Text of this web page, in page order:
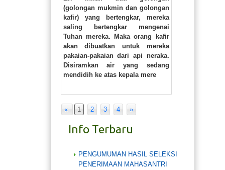
(golongan mukmin dan golongan
kafir) yang bertengkar, mereka
saling bertengkar mengenai
Tuhan mereka. Maka orang kafir
akan dibuatkan untuk mereka
pakaian-pakaian dari api neraka.
Disiramkan air yang sedang
mendidih ke atas kepala mere
« 1 2 3 4 »
Info Terbaru
PENGUMUMAN HASIL SELEKSI
PENERIMAAN MAHASANTRI